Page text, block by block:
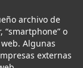
archivo de
o
Algunas
externas